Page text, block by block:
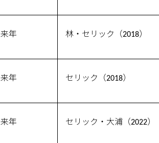
来年 林・セリック（2018）
来年 セリック（2018）
来年 セリック・大浦（2022）